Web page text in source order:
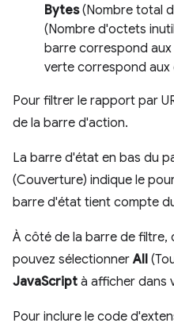
Bytes(Nombre total
(Nombre d'octets
barre correspond
verte correspond aux
Pour filtrer le rapport par
de la barre d'action.
La barre d'état en bas du
(Couverture) indique le
barre d'état tient compte
À côté de la barre de filtre,
pouvez sélectionnerAll
JavaScript à afficher dans
Pour inclure le code